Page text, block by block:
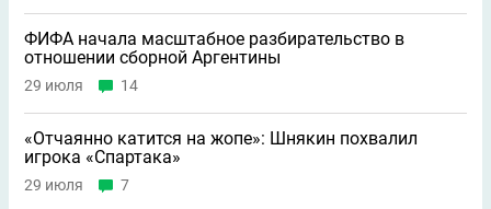
ФИФА начала масштабное разбирательство в
отношении сборной Аргентины
29 июля 14
«Отчаянно катится на жопе»: Шнякин похвалил
игрока «Спартака»
29 июля 7